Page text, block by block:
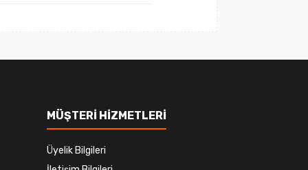
MÜŞTERİ HİZMETLERİ
Üyelik Bilgileri